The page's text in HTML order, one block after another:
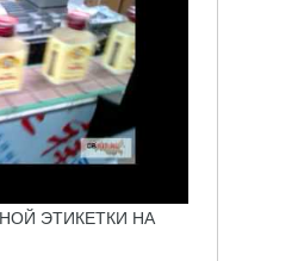
ЭТИКЕТКИ НА